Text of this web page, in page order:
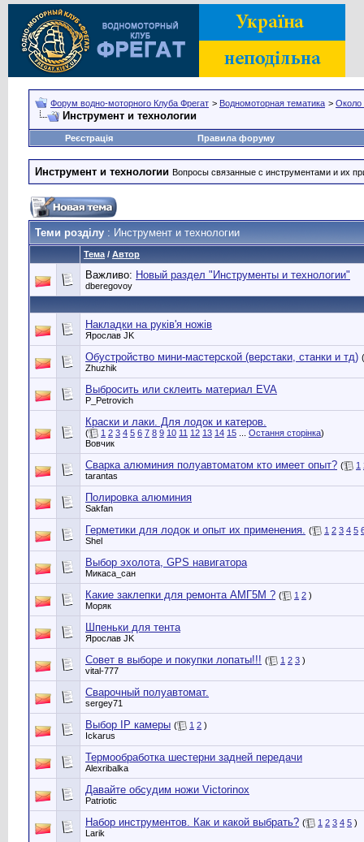
Форум водно-моторного Клуба Фрегат > Водномоторная тематика > Около
Инструмент и технологии
Реєстрація Правила форуму
Инструмент и технологии Вопросы связанные с инструментами и их
Теми розділу : Инструмент и технологии
Тема / Автор
Важливо: Новый раздел "Инструменты и технологии"
dberegovoy
Накладки на руків'я ножів
Ярослав JK
Обустройство мини-мастерской (верстаки, станки и тд) (
Zhuzhik
Выбросить или склеить материал ЕVA
P_Petrovich
Краски и лаки. Для лодок и катеров.
( 1 2 3 4 5 6 7 8 9 10 11 12 13 14 15 Остання сторінка)
Вовчик
Сварка алюминия полуавтоматом кто имеет опыт? ( 1
tarantas
Полировка алюминия
Sakfan
Герметики для лодок и опыт их применения. ( 1 2 3 4 5
Shel
Выбор эхолота, GPS навигатора
Микаса_сан
Какие заклепки для ремонта АМГ5М ? ( 1 2 )
Моряк
Шпеньки для тента
Ярослав JK
Совет в выборе и покупки лопаты!!! ( 1 2 3 )
vital-777
Сварочный полуавтомат.
sergey71
Выбор IP камеры ( 1 2 )
Ickarus
Термообработка шестерни задней передачи
Alexribalka
Давайте обсудим ножи Victorinox
Patriotic
Набор инструментов. Как и какой выбрать? ( 1 2 3 4 5 )
Larik